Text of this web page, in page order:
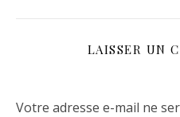
LAISSER UN
Votre adresse e-mail ne